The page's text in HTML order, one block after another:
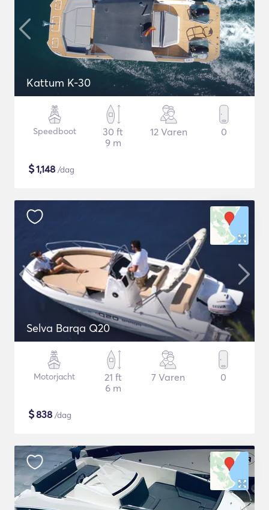
Kattum K-30
Speedboot
30 ft
9 m
12 Varen 0
$1,148 /dag
Selva Barqa Q20
Motorjacht
21 ft
6 m
7 Varen 0
$838 /dag